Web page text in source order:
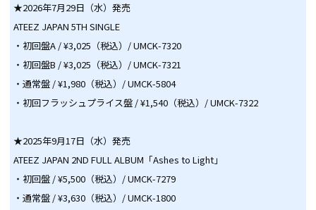
★2026年7月29日（水）発売
ATEEZ JAPAN 5TH SINGLE
・初回盤A / ¥3,025（税込）/ UMCK-7320
・初回盤B / ¥3,025（税込）/ UMCK-7321
・通常盤 / ¥1,980（税込）/ UMCK-5804
・初回フラッシュプライス盤 / ¥1,540（税込）/ UMCK-7322
★2025年9月17日（水）発売
ATEEZ JAPAN 2ND FULL ALBUM「Ashes to Light」
・初回盤 / ¥5,500（税込）/ UMCK-7279
・通常盤 / ¥3,630（税込）/ UMCK-1800